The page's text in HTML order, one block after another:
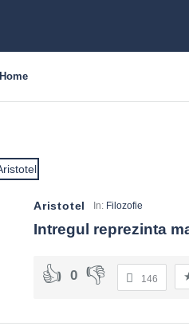
Home
Aristotel In: Filozofie
Intregul reprezinta
0 146